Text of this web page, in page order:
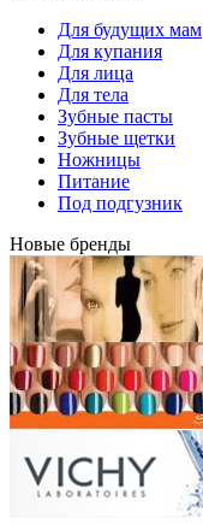
Для будущих мам
Для купания
Для лица
Для тела
Зубные пасты
Зубные щетки
Ножницы
Питание
Под подгузник
Новые бренды